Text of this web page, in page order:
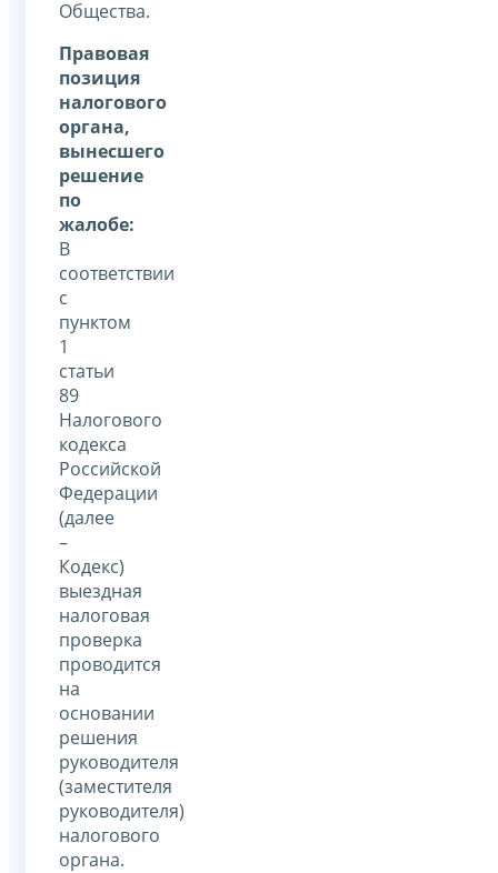
Общества.
Правовая
позиция
налогового
органа,
вынесшего
решение
по
жалобе:
В
соответствии
с
пунктом
1
статьи
89
Налогового
кодекса
Российской
Федерации
(далее
–
Кодекс)
выездная
налоговая
проверка
проводится
на
основании
решения
руководителя
(заместителя
руководителя)
налогового
органа.